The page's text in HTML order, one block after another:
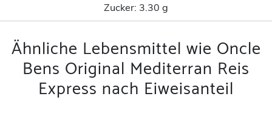
Zucker: 3.30 g
Ähnliche Lebensmittel wie Oncle
Bens Original Mediterran Reis
Express nach Eiweisanteil